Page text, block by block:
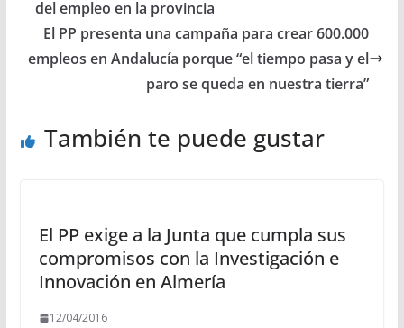
del empleo en la provincia
El PP presenta una campaña para crear 600.000
empleos en Andalucía porque “el tiempo pasa y el
paro se queda en nuestra tierra”
También te puede gustar
El PP exige a la Junta que cumpla sus
compromisos con la Investigación e
Innovación en Almería
12/04/2016